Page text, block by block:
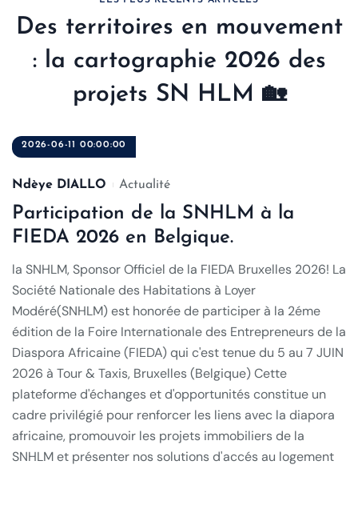
Des territoires en mouvement
: la cartographie 2026 des
projets SN HLM 🏡
2026-06-11 00:00:00
Ndèye DIALLO Actualité
Participation de la SNHLM à la
FIEDA 2026 en Belgique.
la SNHLM, Sponsor Officiel de la FIEDA Bruxelles 2026! La
Société Nationale des Habitations à Loyer
Modéré(SNHLM) est honorée de participer à la 2éme
édition de la Foire Internationale des Entrepreneurs de la
Diaspora Africaine (FIEDA) qui c'est tenue du 5 au 7 JUIN
2026 à Tour & Taxis, Bruxelles (Belgique) Cette
plateforme d'échanges et d'opportunités constitue un
cadre privilégié pour renforcer les liens avec la diapora
africaine, promouvoir les projets immobiliers de la
SNHLM et présenter nos solutions d'accés au logement